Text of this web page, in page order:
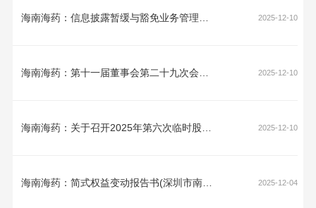
2025-12-10
2025-12-10
海南海药：关于召开2025年第六次临时股东会的通知 2025-12-10
海南海药：简式权益变动报告书(深圳市南方同正投资有限公司) 2025-12-04